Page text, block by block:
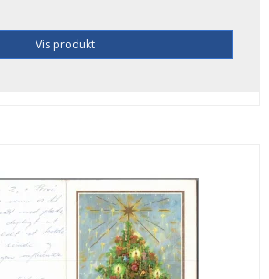
Vis produkt